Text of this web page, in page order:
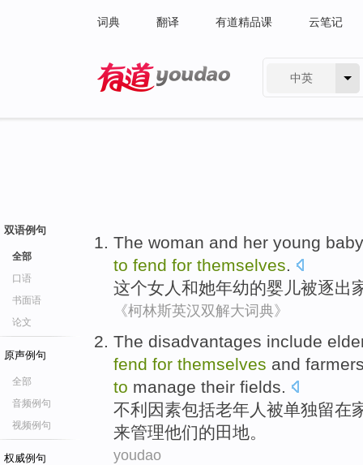
词典 翻译 有道精品课 云笔记
中英
双语例句
全部
口语
书面语
论文
原声例句
全部
音频例句
视频例句
权威例句
The woman and her young baby
to fend for themselves.
这个女人 和她年幼的婴儿被逐出
《柯林斯英汉双解大词典》
The disadvantages include
fend for themselves and
to manage their fields.
不利 因素包括老年人 被单独留在
来管理他们的田地。
youdao